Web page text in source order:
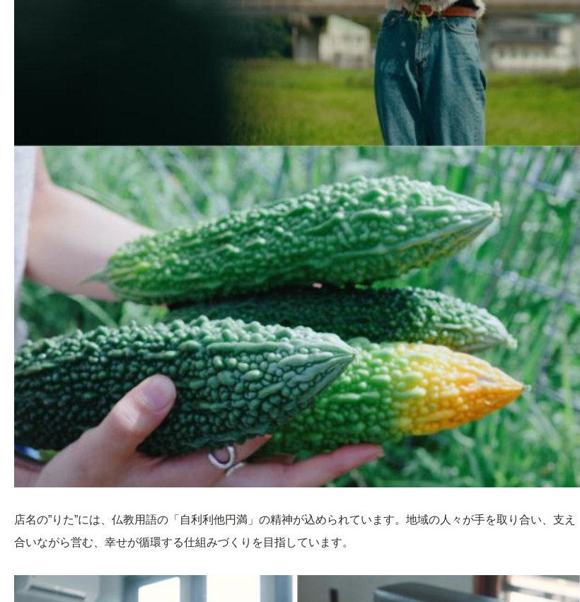
店名の”りた”には、仏教用語の「自利利他円満」の精神が込められています。地域の人々が手を取り合い、支え
合いながら営む、幸せが循環する仕組みづくりを目指しています。